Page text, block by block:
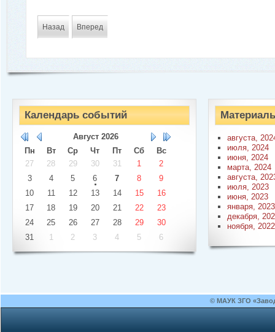
Назад Вперед
Календарь событий
Август 2026
Пн
Вт Ср Чт Пт Сб
Вс
27
28 29 30 31 1
2
3
4 5 6 7 8
9
10
11 12 13 14 15
16
17
18 19 20 21 22
23
24
25 26 27 28 29
30
31
1 2 3 4 5 6
августа,
июля, 2024
июня, 2024
марта, 2024
августа,
июля, 2023
июня, 2023
января, 2023
декабря,
ноября, 2022
© МАУК ЗГО